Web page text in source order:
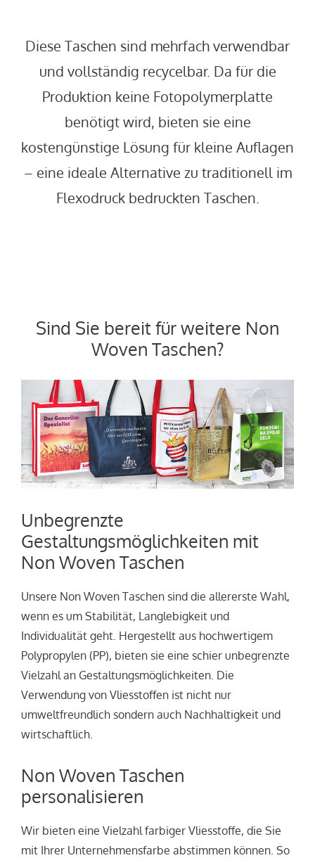
Diese Taschen sind mehrfach verwendbar
und vollständig recycelbar. Da für die
Produktion keine Fotopolymerplatte
benötigt wird, bieten sie eine
kostengünstige Lösung für kleine Auflagen
– eine ideale Alternative zu traditionell im
Flexodruck bedruckten Taschen.
Sind Sie bereit für weitere Non
Woven Taschen?
Unbegrenzte
Gestaltungsmöglichkeiten mit
Non Woven Taschen
Unsere Non Woven Taschen sind die allererste Wahl,
wenn es um Stabilität, Langlebigkeit und
Individualität geht. Hergestellt aus hochwertigem
Polypropylen (PP), bieten sie eine schier unbegrenzte
Vielzahl an Gestaltungsmöglichkeiten. Die
Verwendung von Vliesstoffen ist nicht nur
umweltfreundlich sondern auch Nachhaltigkeit und
wirtschaftlich.
Non Woven Taschen
personalisieren
Wir bieten eine Vielzahl farbiger Vliesstoffe, die Sie
mit Ihrer Unternehmensfarbe abstimmen können. So